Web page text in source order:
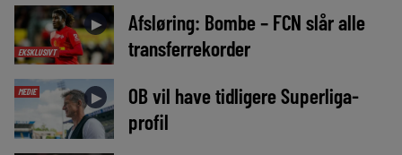
EKSKLUSIVT
►
Afsløring: Bombe – FCN slår alle
transferrekorder
MEDIE ►
OB vil have tidligere Superliga-
profil